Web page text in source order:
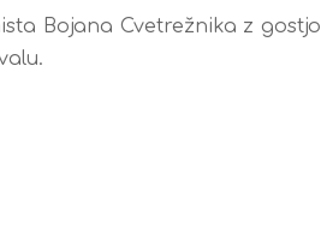
Bojana Cvetrežnika z gostjo